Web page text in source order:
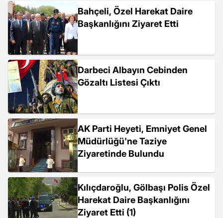
Bahçeli, Özel Harekat Daire
Başkanlığını Ziyaret Etti
Darbeci Albayın Cebinden
Gözaltı Listesi Çıktı
AK Parti Heyeti, Emniyet Genel
Müdürlüğü'ne Taziye
Ziyaretinde Bulundu
Kılıçdaroğlu, Gölbaşı Polis Özel
Harekat Daire Başkanlığını
Ziyaret Etti (1)